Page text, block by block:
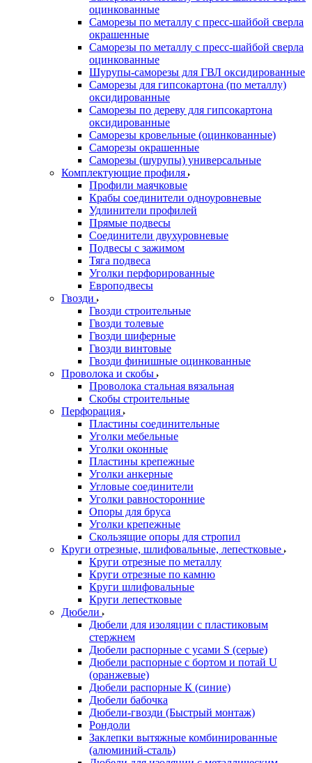
оцинкованные
Саморезы по металлу с пресс-шайбой сверла
окрашенные
Саморезы по металлу с пресс-шайбой сверла
оцинкованные
Шурупы-саморезы для ГВЛ оксидированные
Саморезы для гипсокартона (по металлу)
оксидированные
Саморезы по дереву для гипсокартона
оксидированные
Саморезы кровельные (оцинкованные)
Саморезы окрашенные
Саморезы (шурупы) универсальные
Комплектующие профиля
Профили маячковые
Крабы соединители одноуровневые
Удлинители профилей
Прямые подвесы
Соединители двухуровневые
Подвесы с зажимом
Тяга подвеса
Уголки перфорированные
Европодвесы
Гвозди
Гвозди строительные
Гвозди толевые
Гвозди шиферные
Гвозди винтовые
Гвозди финишные оцинкованные
Проволока и скобы
Проволока стальная вязальная
Скобы строительные
Перфорация
Пластины соединительные
Уголки мебельные
Уголки оконные
Пластины крепежные
Уголки анкерные
Угловые соединители
Уголки равносторонние
Опоры для бруса
Уголки крепежные
Скользящие опоры для стропил
Круги отрезные, шлифовальные, лепестковые
Круги отрезные по металлу
Круги отрезные по камню
Круги шлифовальные
Круги лепестковые
Дюбели
Дюбели для изоляции с пластиковым
стержнем
Дюбели распорные с усами S (серые)
Дюбели распорные c бортом и потай U
(оранжевые)
Дюбели распорные К (синие)
Дюбели бабочка
Дюбели-гвозди (Быстрый монтаж)
Рондоли
Заклепки вытяжные комбинированные
(алюминий-сталь)